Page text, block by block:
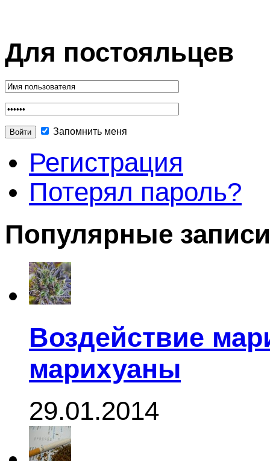
Для постояльцев
Запомнить меня
Регистрация
Потерял пароль?
Популярные записи
Воздействие
марихуаны
29.01.2014